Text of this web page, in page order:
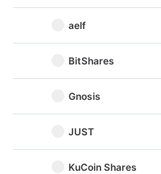
aelf
BitShares
Gnosis
JUST
KuCoin Shares